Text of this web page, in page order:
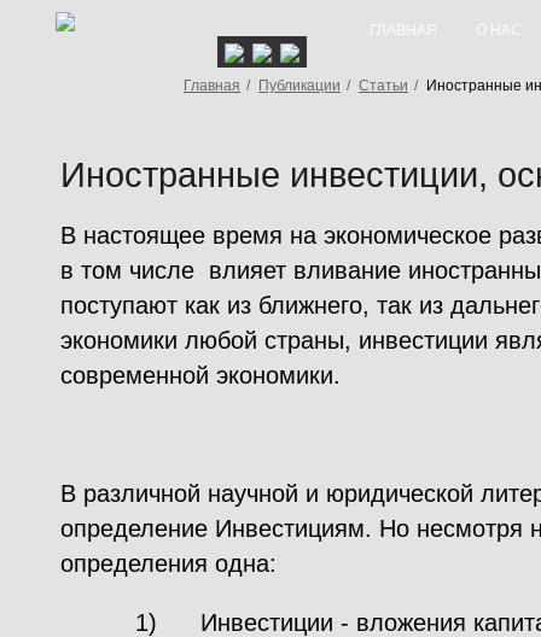
ГЛАВНАЯ О НАС
Главная / Публикации / Статьи / Иностранные
Иностранные инвестиции,
В настоящее время на экономическое
в том числе влияет вливание
поступают как из ближнего, так из
экономики любой страны, инвестиции
современной экономики.
В различной научной и юридической
определение Инвестициям. Но несмотря
определения одна:
1) Инвестиции - вложения